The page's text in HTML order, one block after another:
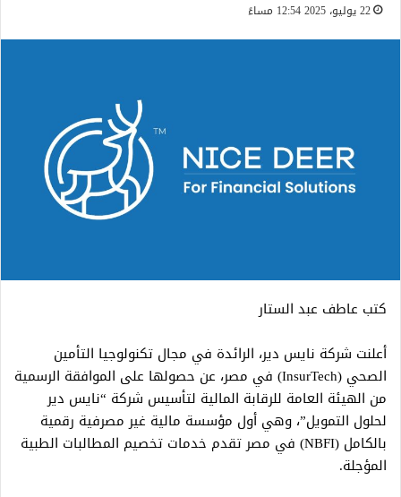
22 يوليو، 2025 12:54 مساءً
كتب عاطف عبد الستار
أعلنت شركة نايس دير، الرائدة في مجال تكنولوجيا التأمين
الصحي (InsurTech) في مصر، عن حصولها على الموافقة الرسمية
من الهيئة العامة للرقابة المالية لتأسيس شركة “نايس دير
لحلول التمويل”، وهي أول مؤسسة مالية غير مصرفية رقمية
بالكامل (NBFI) في مصر تقدم خدمات تخصيم المطالبات الطبية
المؤجلة.